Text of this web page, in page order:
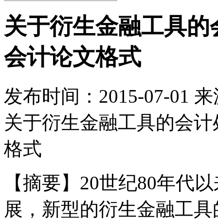
关于衍生金融工具
会计论文格式
发布时间： 2015-07-01 来
关于衍生金融工具的会
格式
【摘要】20世纪80年代
展，新型的衍生金融工